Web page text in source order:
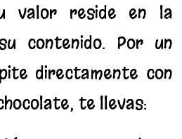
valor reside en la
contenido. Por un
directamente con
te llevas: